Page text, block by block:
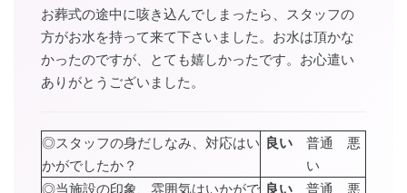
お葬式の途中に咳き込んでしまったら、スタッフの
方がお水を持って来て下さいました。お水は頂かな
かったのですが、とても嬉しかったです。お心遣い
ありがとうございました。
◎スタッフの身だしなみ、対応はい
かがでしたか？
良い 普通 悪
い
◎当施設の印象、雰囲気はいかがで 良い 普通 悪